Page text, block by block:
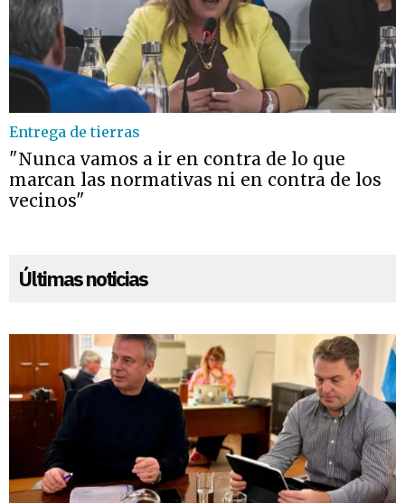
Entrega de tierras
"Nunca vamos a ir en contra de lo que
marcan las normativas ni en contra de los
vecinos"
Últimas noticias